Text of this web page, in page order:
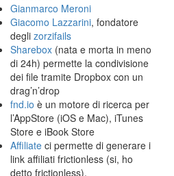
Gianmarco Meroni
Giacomo Lazzarini, fondatore
deglizorzifails
Sharebox (nata e morta in meno
di 24h) permette la condivisione
dei file tramite Dropbox con un
drag’n’drop
fnd.io è un motore di ricerca per
l’AppStore (iOS e Mac), iTunes
Store e iBook Store
Affiliate ci permette di generare i
link affiliati frictionless (si, ho
detto frictionless).